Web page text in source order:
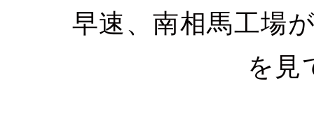
早速、南相馬工場
を見